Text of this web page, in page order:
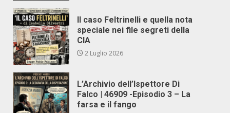
Il caso Feltrinelli e quella nota
speciale nei file segreti della
CIA
2 Luglio 2026
L’Archivio dell’Ispettore Di
Falco | 46909 -Episodio 3 – La
farsa e il fango